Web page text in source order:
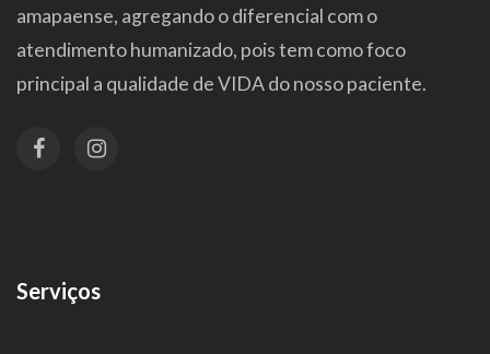
amapaense, agregando o diferencial com o
atendimento humanizado, pois tem como foco
principal a qualidade de VIDA do nosso paciente.
Serviços